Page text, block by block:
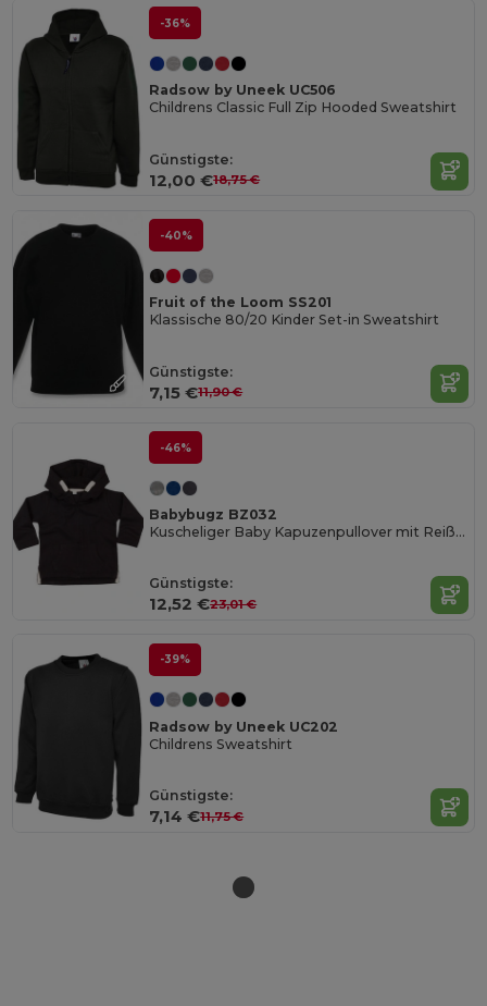
-36%
Radsow by Uneek UC506
Childrens Classic Full Zip Hooded Sweatshirt
Günstigste:
12,00 €18,75 €
-40%
Fruit of the Loom SS201
Klassische 80/20 Kinder Set-in Sweatshirt
Günstigste:
7,15 €11,90 €
-46%
Babybugz BZ032
Kuscheliger Baby Kapuzenpullover mit Reißverschluss
Günstigste:
12,52 €23,01 €
-39%
Radsow by Uneek UC202
Childrens Sweatshirt
Günstigste:
7,14 €11,75 €